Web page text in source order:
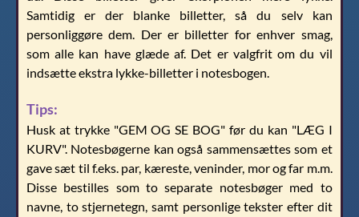
Samtidig er der blanke billetter, så du selv kan
personliggøre dem. Der er billetter for enhver smag,
som alle kan have glæde af. Det er valgfrit om du vil
indsætte ekstra lykke-billetter i notesbogen.
Tips:
Husk at trykke "GEM OG SE BOG" før du kan "LÆG I
KURV". Notesbøgerne kan også sammensættes som et
gave sæt til f.eks. par, kæreste, veninder, mor og far m.m.
Disse bestilles som to separate notesbøger med to
navne, to stjernetegn, samt personlige tekster efter dit